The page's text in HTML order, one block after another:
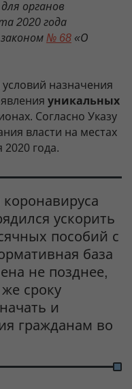
органов
2020 года
№ 68 «О
назначения
уникальных
Согласно Указу
власти на местах
года.
ускорить
пособий с
база
не позднее,
сроку
и
гражданам во